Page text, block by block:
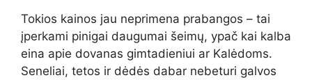
Tokios kainos jau neprimena prabangos – tai
įperkami pinigai daugumai šeimų, ypač kai kalba
eina apie dovanas gimtadieniui ar Kalėdoms.
Seneliai, tetos ir dėdės dabar nebeturi galvos